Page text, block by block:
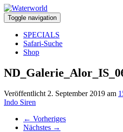
Toggle navigation
SPECIALS
Safari-Suche
Shop
Veröffentlicht 2. September 2019 am
Indo Siren
← Vorheriges
Nächstes →